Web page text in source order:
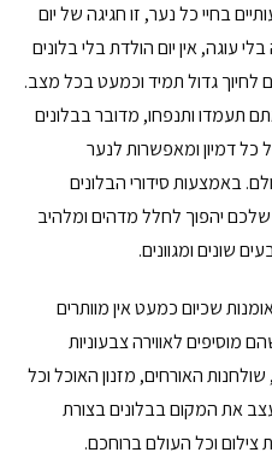
בחיי כל נער, זו חגיגה של יום
עוגה, אין יום הולדת בלי בלונים
לחיוך גדול תמיד וכמעט בכל מצב.
תעמדו ותנפחו, מדובר בבלונים
כל דמיון ומאפשרות לנער
באמצעות סידורי הבלונים
יהפוך לחלל מדהים ומלהיב
שונים ומגוונים.
שכיום כמעט אין מוותרים
מוסיפים לאווירה צבעוניות
האורחים, מזנון האוכל וכל
את המקום בבלונים בצורת
צילום וכל העולם ברוחכם.